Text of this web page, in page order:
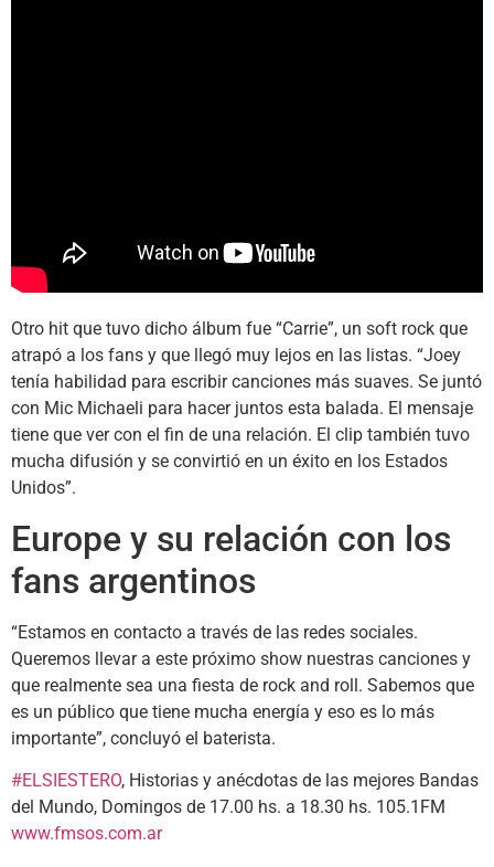
Otro hit que tuvo dicho álbum fue “Carrie”, un soft rock que
atrapó a los fans y que llegó muy lejos en las listas. “Joey
tenía habilidad para escribir canciones más suaves. Se juntó
con Mic Michaeli para hacer juntos esta balada. El mensaje
tiene que ver con el fin de una relación. El clip también tuvo
mucha difusión y se convirtió en un éxito en los Estados
Unidos”.
Europe y su relación con los
fans argentinos
“Estamos en contacto a través de las redes sociales.
Queremos llevar a este próximo show nuestras canciones y
que realmente sea una fiesta de rock and roll. Sabemos que
es un público que tiene mucha energía y eso es lo más
importante”, concluyó el baterista.
#ELSIESTERO, Historias y anécdotas de las mejores Bandas
del Mundo, Domingos de 17.00 hs. a 18.30 hs. 105.1FM
www.fmsos.com.ar